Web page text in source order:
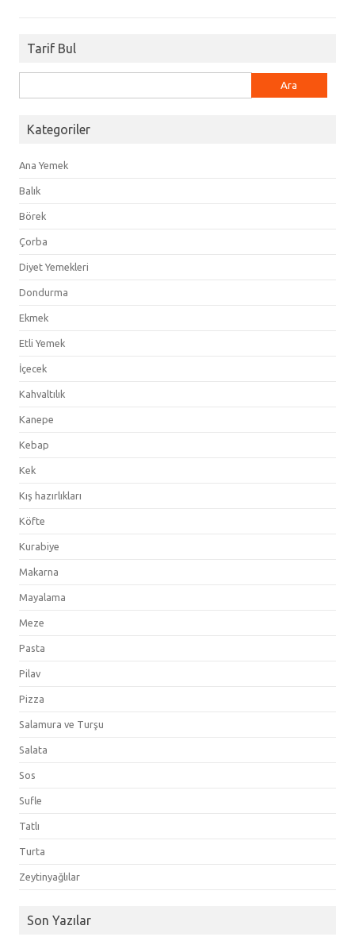
Tarif Bul
Kategoriler
Ana Yemek
Balık
Börek
Çorba
Diyet Yemekleri
Dondurma
Ekmek
Etli Yemek
İçecek
Kahvaltılık
Kanepe
Kebap
Kek
Kış hazırlıkları
Köfte
Kurabiye
Makarna
Mayalama
Meze
Pasta
Pilav
Pizza
Salamura ve Turşu
Salata
Sos
Sufle
Tatlı
Turta
Zeytinyağlılar
Son Yazılar